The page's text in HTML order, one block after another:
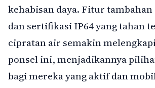
kehabisan daya. Fitur tambahan
dan sertifikasi IP64 yang tahan
cipratan air semakin
ponsel ini, menjadikannya
bagi mereka yang aktif dan